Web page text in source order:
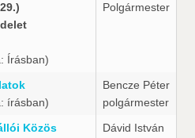
Írásban)
Polgármester
írásban)
Bencze Péter
polgármester
Közös
Dávid István